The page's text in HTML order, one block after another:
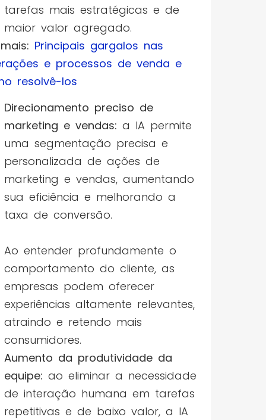
tarefas mais estratégicas e de
maior valor agregado.
Principais gargalos nas
e processos de venda e
resolvê-los
Direcionamento preciso de
marketing e vendas: a IA permite
uma segmentação precisa e
personalizada de ações de
marketing e vendas, aumentando
sua eficiência e melhorando a
taxa de conversão.
Ao entender profundamente o
comportamento do cliente, as
empresas podem oferecer
experiências altamente relevantes,
atraindo e retendo mais
consumidores.
Aumento da produtividade da
equipe: ao eliminar a necessidade
de interação humana em tarefas
repetitivas e de baixo valor, a IA